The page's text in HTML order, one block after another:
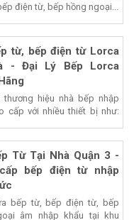
điện từ, bếp hồng ngoại...
từ, bếp điện từ Lorca
- Đại Lý Bếp Lorca
thương hiệu nhà bếp nhập
cấp với nhiều thiết bị như:
Từ Tại Nhà Quận 3 -
bếp điện từ nhập
bếp từ, bếp điện từ, bếp
âm nhập khẩu tại khu